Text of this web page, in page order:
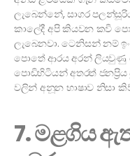
ලැබෙන්නේ, සාගර
කාලේදී අපි කියවන කවි
ලැබෙනවා. ටෙනිසන් නම්
පොතේ ආරය අරන් ලියවුණු
පොඩිහිටියන් අතරත්
වලින් අනූන භාෂාව නිසා
7. මළගිය